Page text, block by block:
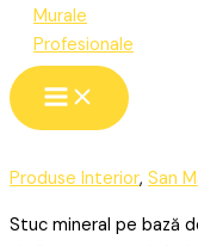
Produse Interior, San
Stuc mineral pe bază